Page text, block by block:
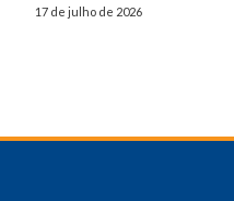
17 de julho de 2026